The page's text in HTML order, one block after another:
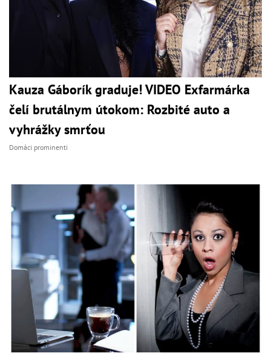
Kauza Gáborík graduje! VIDEO Exfarmárka
čelí brutálnym útokom: Rozbité auto a
vyhrážky smrťou
Domáci prominenti